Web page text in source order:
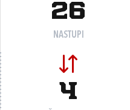
26
NASTUPI
4